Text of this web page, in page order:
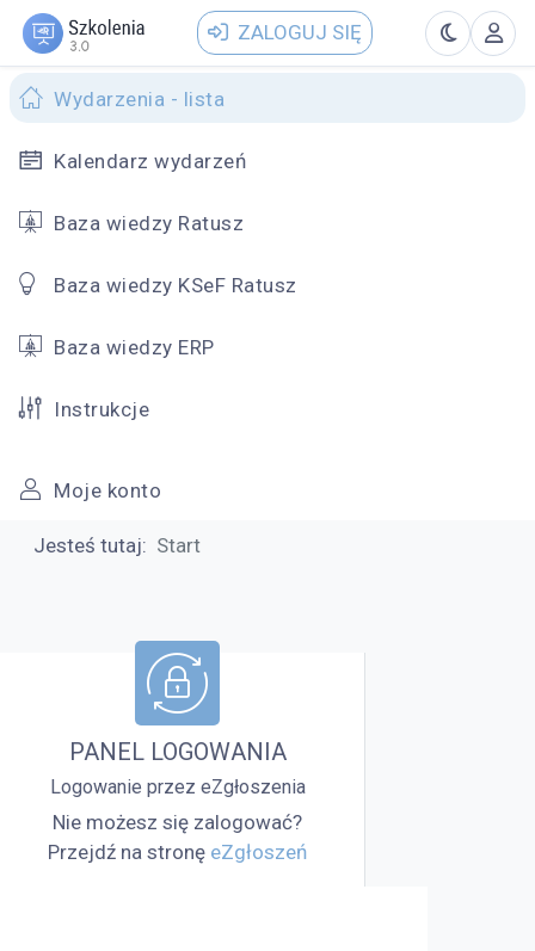
ZALOGUJ SIĘ
Wydarzenia - lista
Kalendarz wydarzeń
Baza wiedzy Ratusz
Baza wiedzy KSeF Ratusz
Baza wiedzy ERP
Instrukcje
Moje konto
Jesteś tutaj: Start
PANEL LOGOWANIA
Logowanie przez eZgłoszenia
Nie możesz się zalogować?
Przejdź na stronę eZgłoszeń